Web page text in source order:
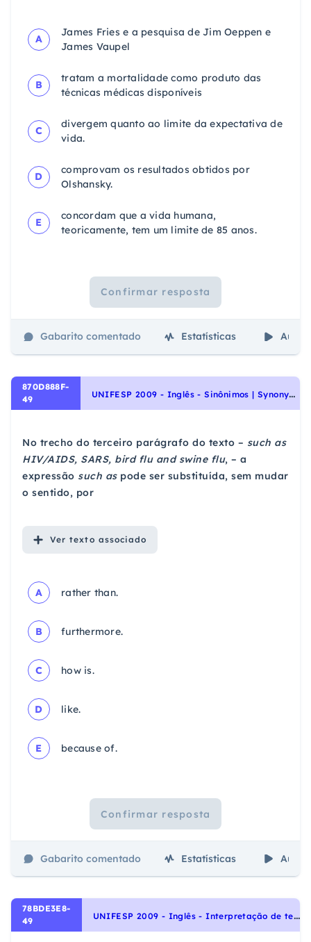
A
James Fries e a pesquisa de Jim Oeppen e
James Vaupel
B
tratam a mortalidade como produto das
técnicas médicas disponíveis
C
divergem quanto ao limite da expectativa de
vida.
D
comprovam os resultados obtidos por
Olshansky.
E
concordam que a vida humana,
teoricamente, tem um limite de 85 anos.
Confirmar resposta
Gabarito comentado Estatísticas Aulas
870D888F-
49
U
NIFESP 2009 - Inglês - Sinônimos | Synonyms
No trecho do terceiro parágrafo do texto – such as
HIV/AIDS, SARS, bird flu and swine flu, – a
expressão such aspode ser substituída, sem mudar
o sentido, por
Ver texto associado
A rather than.
B furthermore.
C how is.
D like.
E because of.
Confirmar resposta
Gabarito comentado Estatísticas Aulas
78BDE3E8-
49
U
NIFESP 2009 - Inglês - Interpretação de texto | Reading comprehension